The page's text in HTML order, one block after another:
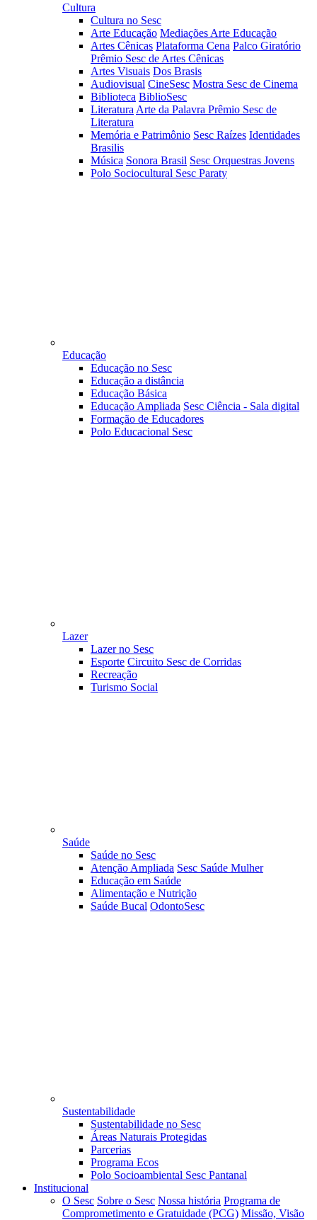
Cultura
Cultura no Sesc
Arte Educação Mediações Arte Educação
Artes Cênicas Plataforma Cena Palco Giratório
Prêmio Sesc de Artes Cênicas
Artes Visuais Dos Brasis
Audiovisual CineSesc Mostra Sesc de Cinema
Biblioteca BiblioSesc
Literatura Arte da Palavra Prêmio Sesc de
Literatura
Memória e Patrimônio Sesc Raízes Identidades
Brasilis
Música Sonora Brasil Sesc Orquestras Jovens
Polo Sociocultural Sesc Paraty
Educação
Educação no Sesc
Educação a distância
Educação Básica
Educação Ampliada Sesc Ciência - Sala digital
Formação de Educadores
Polo Educacional Sesc
Lazer
Lazer no Sesc
Esporte Circuito Sesc de Corridas
Recreação
Turismo Social
Saúde
Saúde no Sesc
Atenção Ampliada Sesc Saúde Mulher
Educação em Saúde
Alimentação e Nutrição
Saúde Bucal OdontoSesc
Sustentabilidade
Sustentabilidade no Sesc
Áreas Naturais Protegidas
Parcerias
Programa Ecos
Polo Socioambiental Sesc Pantanal
Institucional
O Sesc Sobre o Sesc Nossa história Programa de
Comprometimento e Gratuidade (PCG) Missão, Visão